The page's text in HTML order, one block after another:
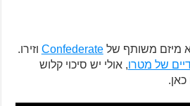
מיזם משותף שלConfederate וזירו.
של מטרו, אולי יש סיכוי קלוש